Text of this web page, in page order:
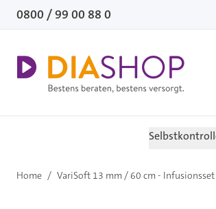
Direkt zum Inhalt
0800 / 99 00 88 0
Home / VariSoft 13 mm / 60 cm -